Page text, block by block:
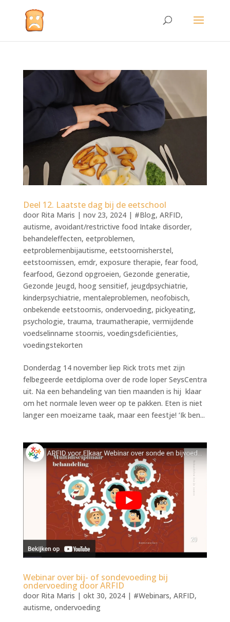
Deel 12. Laatste dag bij de eetschool
door Rita Maris | nov 23, 2024| #Blog, ARFID,
autisme, avoidant/restrictive food Intake disorder,
behandeleffecten, eetproblemen,
eetproblemenbijautisme, eetstoornisherstel,
eetstoornissen, emdr, exposure therapie, fear food,
fearfood, Gezond opgroeien, Gezonde generatie,
Gezonde Jeugd, hoog sensitief, jeugdpsychiatrie,
kinderpsychiatrie, mentaleproblemen, neofobisch,
onbekende eetstoornis, ondervoeding, pickyeating,
psychologie, trauma, traumatherapie, vermijdende
voedselinname stoornis, voedingsdeficiënties,
voedingstekorten
Donderdag 14 november liep Rick trots met zijn
felbegeerde eetdiploma over de rode loper SeysCentra
uit. Na een behandeling van tien maanden is hij klaar
om het normale leven weer op te pakken. Eten is niet
langer een moeizame taak, maar een feestje! ‘Ik ben...
Webinar over bij- of sondevoeding bij
ondervoeding door ARFID
door Rita Maris | okt 30, 2024| #Webinars, ARFID,
autisme, ondervoeding